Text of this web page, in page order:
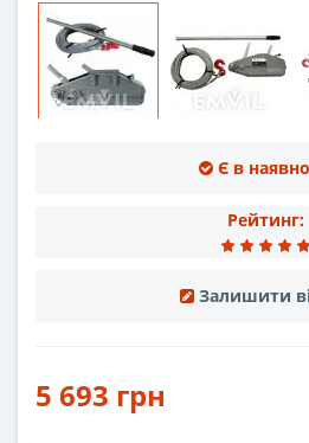
Є в
Рейтинг:
Залишити
5 693 грн